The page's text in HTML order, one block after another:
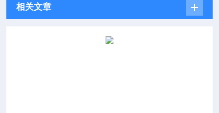
相关文章